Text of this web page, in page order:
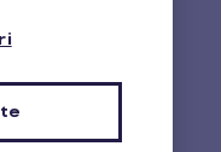
de